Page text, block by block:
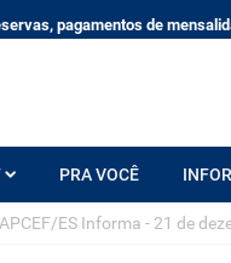
pagamentos de
PRA VOCÊ
APCEF/ES Informa - 21 de